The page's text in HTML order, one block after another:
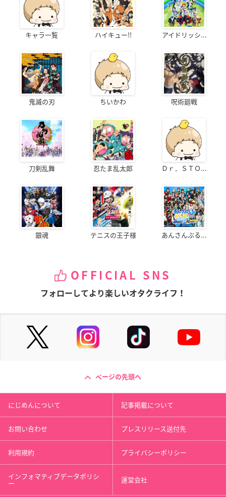
キャラ一覧 ハイキュー!! アイドリッシ...
鬼滅の刃 ちいかわ 呪術廻戦
刀剣乱舞 忍たま乱太郎 Ｄｒ．ＳＴＯ...
銀魂 テニスの王子様 あんさんぶる...
OFFICIAL SNS
フォローしてより楽しいオタクライフ！
ページの先頭へ
にじめんについて 記事掲載について
お問い合わせ プレスリリース送付先
利用規約 プライバシーポリシー
インフォマティブデータポリシ
ー 運営会社